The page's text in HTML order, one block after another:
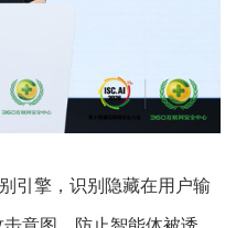
引擎，识别隐藏在用户输